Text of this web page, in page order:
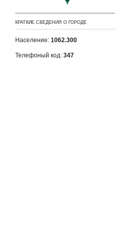
КРАТКИЕ СВЕДЕНИЯ О ГОРОДЕ
Население: 1062.300
Телефоный код: 347